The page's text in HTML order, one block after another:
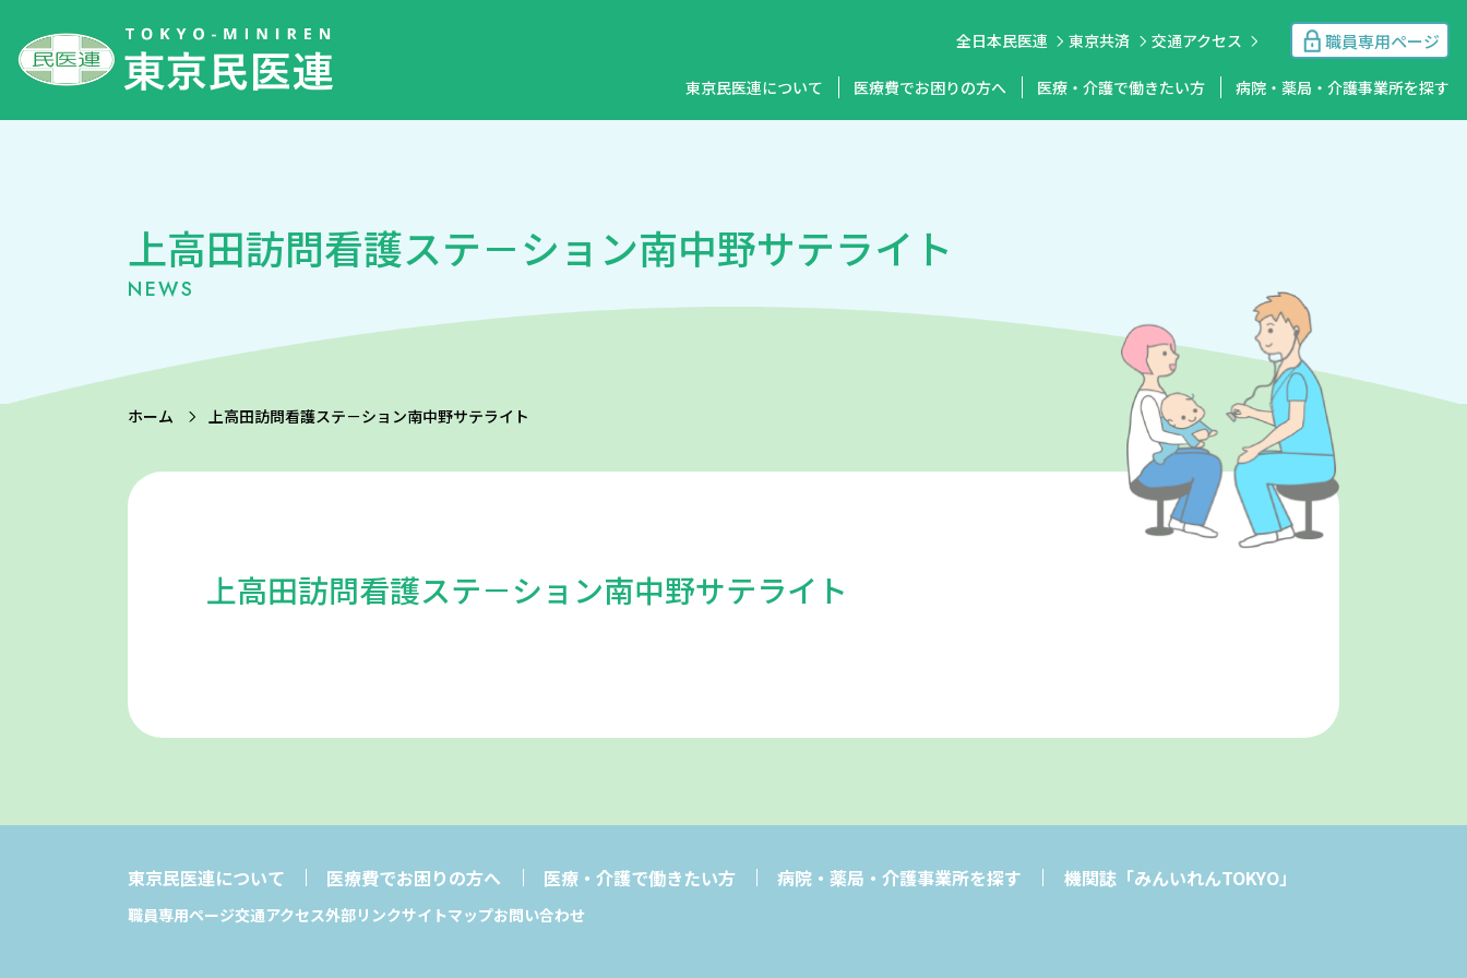
全日本民医連 東京共済 交通アクセス 職員専用ページ
東京民医連について 医療費でお困りの方へ 医療・介護で働きたい方 病院・薬局・介護事業所を探す
上高田訪問看護ステ－ション南中野サテライト
NEWS
ホーム 上高田訪問看護ステ－ション南中野サテライト
上高田訪問看護ステ－ション南中野サテライト
東京民医連について 医療費でお困りの方へ 医療・介護で働きたい方 病院・薬局・介護事業所を探す 機関誌「みんいれんTOKYO」
職員専用ページ交通アクセス外部リンクサイトマップお問い合わせ